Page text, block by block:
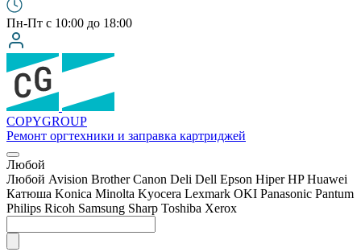
Пн-Пт с 10:00 до 18:00
COPYGROUP
Ремонт оргтехники и заправка картриджей
Любой
Любой Avision Brother Canon Deli Dell Epson Hiper HP Huawei
Катюша Konica Minolta Kyocera Lexmark OKI Panasonic Pantum
Philips Ricoh Samsung Sharp Toshiba Xerox